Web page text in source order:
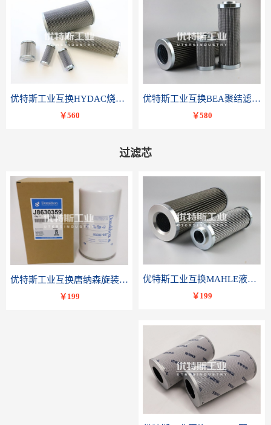
优特斯工业互换HYDAC烧结滤芯318081 060-DR-100-D-V
￥560
优特斯工业互换BEA聚结滤芯FCR-4002-RC
￥580
过滤芯
优特斯工业互换唐纳森旋装滤芯J8630359
￥199
优特斯工业互换MAHLE液压滤芯PI 3230 PSV ST 10 PI3230SMXVST10
￥199